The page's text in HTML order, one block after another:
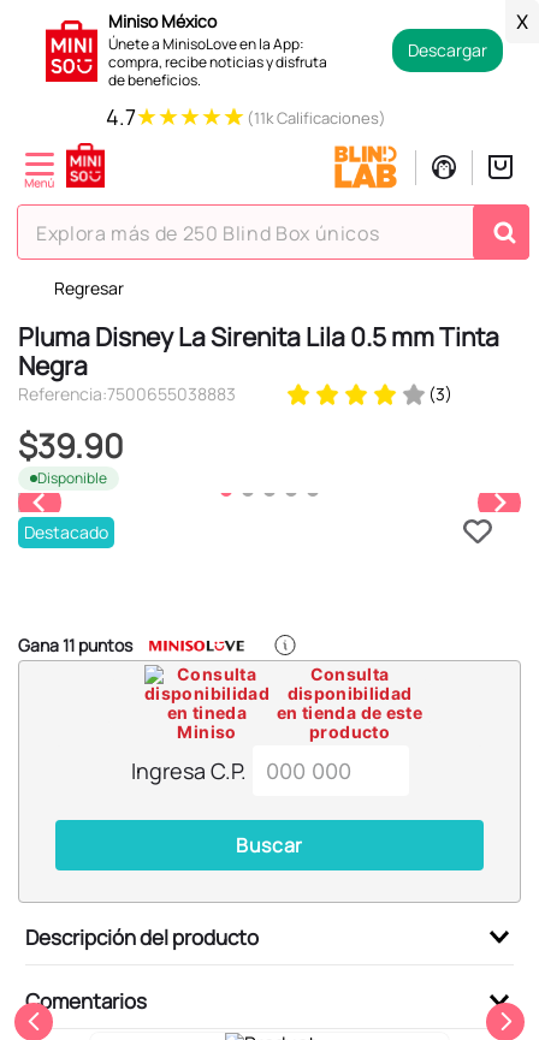
Miniso México
Únete a MinisoLove en la App:
compra, recibe noticias y disfruta
de beneficios.
Descargar
X
4.7★★★★★ (11k Calificaciones)
Explora más de 250 Blind Box únicos
Regresar
Pluma Disney La Sirenita Lila 0.5 mm Tinta
Negra
Referencia:7500655038883 (3)
$39.90
Disponible
Destacado
Gana11 puntos
Consulta
disponibilidad
en tienda de este
producto
Ingresa C.P.
Buscar
Descripción del producto
Comentarios
TÉRMINOS MÁS BUSCADOS
1.
hello kitty
2.
spiderman
4.
osito cariñosito
5.
6.
blind box